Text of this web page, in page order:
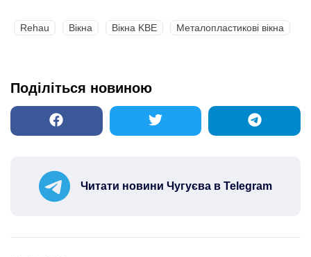
Rehau Вікна Вікна KBE Металопластикові вікна
Поділіться новиною
Читати новини Чугуєва в Telegram